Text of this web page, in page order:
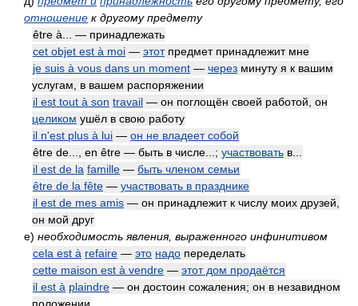
отношение к другому предмету
être à... — принадлежать
cet objet est à moi — этотпредмет принадлежит мне
je suis à vous dans un moment — через минуту я к вашим
услугам, в вашем распоряжении
il est tout à son travail — он поглощён своей работой, он
целиком ушёл в свою работу
il n'est plus à lui — он не владеет собой
être de..., en être — быть в числе...; участвовать в...
il est de la famille — быть членом семьи
être de la fête — участвовать в празднике
il est de mes amis — он принадлежит к числу моих друзей,
он мой друг
е) необходимость явления, выраженного инфинитивом
cela est à refaire — это надо переделать
cette maison est à vendre — этот дом продаётся
il est à plaindre — он достоин сожаления; он в незавидном